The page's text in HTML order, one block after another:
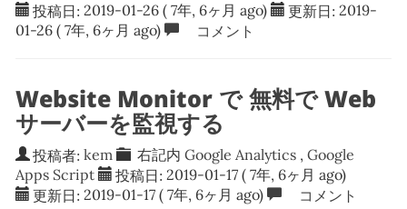
投稿日: 2019-01-26 ( 7年, 6ヶ月 ago) 更新日: 2019-
01-26 ( 7年, 6ヶ月 ago) コメント
Website Monitor で 無料で Web
サーバーを監視する
投稿者: kem 右記内Google Analytics ,Google
Apps Script
投稿日: 2019-01-17 ( 7年, 6ヶ月 ago)
更新日: 2019-01-17 ( 7年, 6ヶ月 ago) コメント